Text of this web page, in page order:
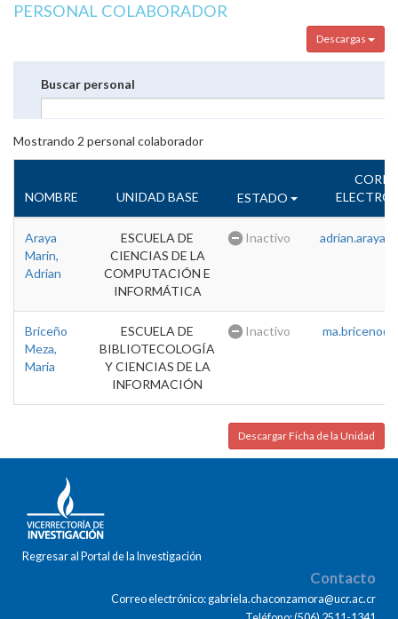
PERSONAL COLABORADOR
Descargas
Buscar personal
Mostrando 2 personal colaborador
NOMBRE UNIDAD BASE ESTADO
Araya
Marin,
Adrian
ESCUELA DE
CIENCIAS DE LA
COMPUTACIÓN E
INFORMÁTICA
Inactivo
Briceño
Meza,
Maria
ESCUELA DE
BIBLIOTECOLOGÍA
Y CIENCIAS DE LA
INFORMACIÓN
Inactivo
Descargar Ficha de la Unidad
Regresar al Portal de la Investigación
Contacto
Correo electrónico: gabriela.chaconzamora@ucr.ac.cr